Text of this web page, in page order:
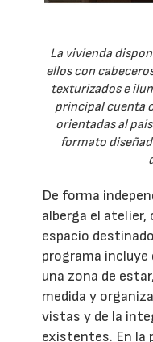
La vivienda
ellos con
texturizados e
principal cuenta
orientadas al
formato
De forma
alberga el atelier,
espacio
programa
una zona de
medida y
vistas y de la
existentes. En la